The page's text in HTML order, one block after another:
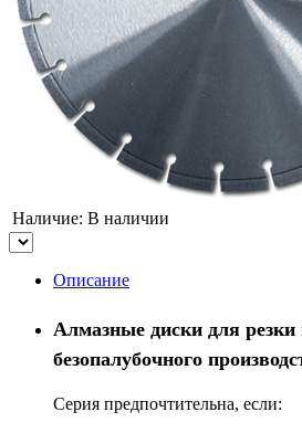
Наличие: В наличии
Описание
Алмазные диски для резки
безопалубочного
Серия предпочтительна, если: